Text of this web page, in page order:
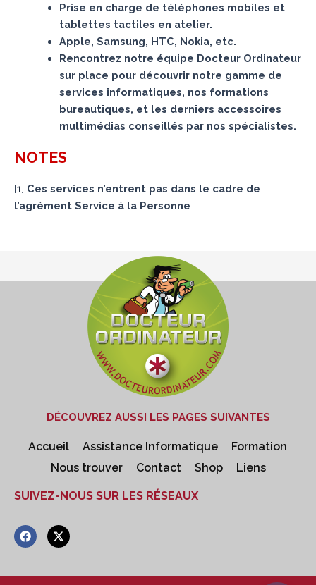
Prise en charge de téléphones mobiles et
tablettes tactiles en atelier.
Apple, Samsung, HTC, Nokia, etc.
Rencontrez notre équipe Docteur Ordinateur
sur place pour découvrir notre gamme de
services informatiques, nos formations
bureautiques, et les derniers accessoires
multimédias conseillés par nos spécialistes.
NOTES
[1] Ces services n’entrent pas dans le cadre de
l’agrément Service à la Personne
DÉCOUVREZ AUSSI LES PAGES SUIVANTES
Accueil Assistance Informatique
Formation
Nous trouver
Contact Shop Liens
SUIVEZ-NOUS SUR LES RÉSEAUX
F
a
b
X
-
i